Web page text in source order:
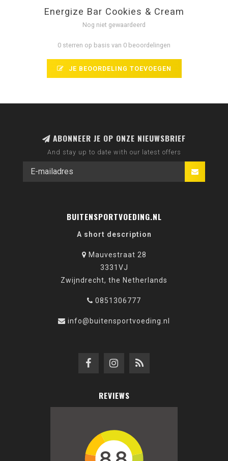
Energize Bar Cookies & Cream
Nog niet gewaardeerd
0 sterren op basis van 0 beoordelingen
JE BEOORDELING TOEVOEGEN
ABONNEER JE OP ONZE NIEUWSBRIEF
And stay up to date with our latest offers
BUITENSPORTVOEDING.NL
A short description
Mauvestraat 28
3331VJ
Zwijndrecht, the Netherlands
0851306777
info@buitensportvoeding.nl
REVIEWS